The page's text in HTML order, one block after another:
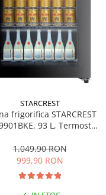
STARCREST
frigorifica STARCREST
93 L, Termostat
H 84.5 cm, Negru
1.049,90 RON
999,90 RON